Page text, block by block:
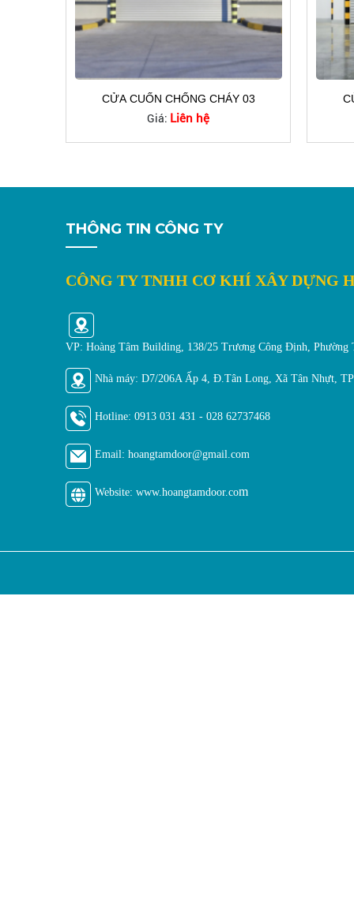
CỬA CUỐN CHỐNG CHÁY 03
Giá: Liên hệ
THÔNG TIN CÔNG TY
CÔNG TY TNHH CƠ KHÍ XÂY DỰNG
VP: Hoàng Tâm Building, 138/25 Trương Công Định, Phường
Nhà máy: D7/206A Ấp 4, Đ.Tân Long, Xã Tân Nhựt,
Hotline: 0913 031 431 - 028 62737468
Email: hoangtamdoor@gmail.com
Website: www.hoangtamdoor.com